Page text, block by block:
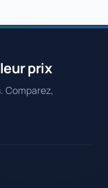
prix
Comparez,